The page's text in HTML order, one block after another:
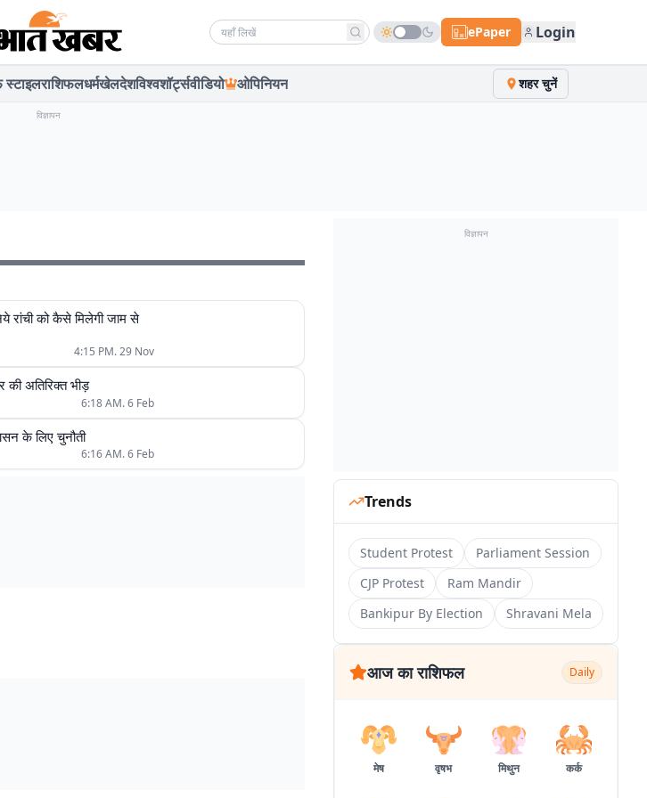
Search news ePaper Login
स्टाइलराशिफलधर्मखेलदेशविश्वशॉर्ट्सवीडियो ओपिनियन शहर चुनें
विज्ञापन
रांची को कैसे मिलेगी जाम से
4:15 PM. 29 Nov
की अतिरिक्त भीड़
6:18 AM. 6 Feb
के लिए चुनौती
6:16 AM. 6 Feb
विज्ञापन
Trends
Student Protest
Parliament Session
CJP Protest
Ram Mandir
Bankipur By Election
Shravani Mela
आज का राशिफल Daily
मेष वृषभ मिथुन कर्क